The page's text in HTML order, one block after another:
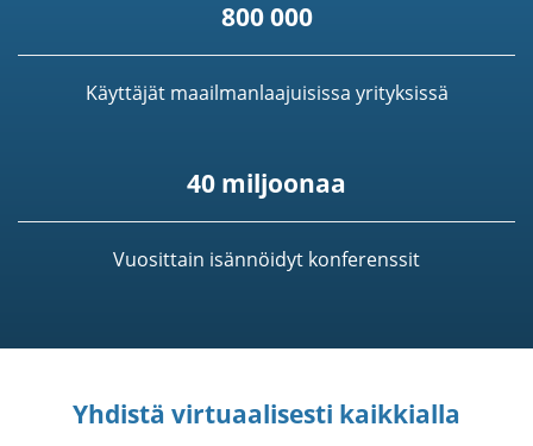
800 000
Käyttäjät maailmanlaajuisissa yrityksissä
40 miljoonaa
Vuosittain isännöidyt konferenssit
Yhdistä virtuaalisesti kaikkialla